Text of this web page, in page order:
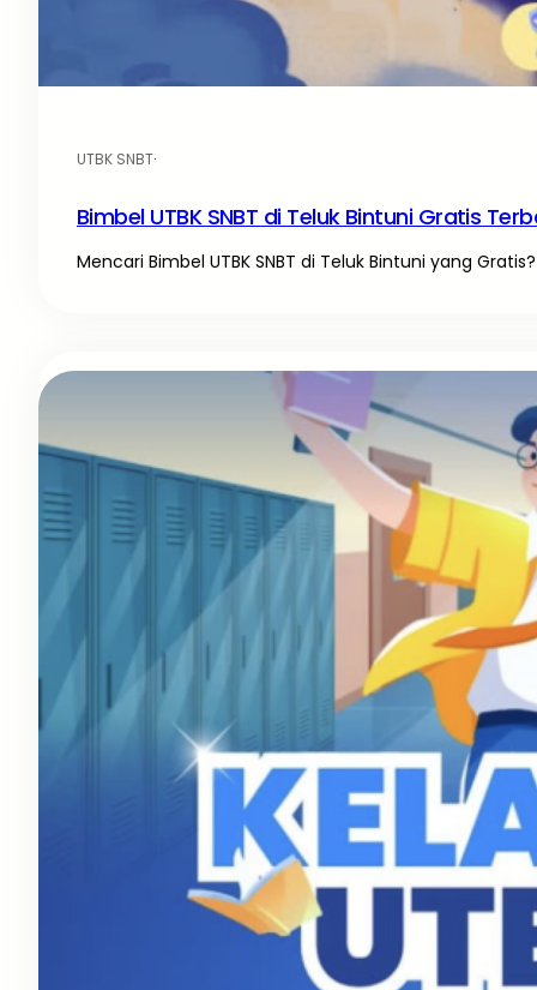
UTBK SNBT·
Bimbel UTBK SNBT di Teluk Bintuni Gratis
Mencari Bimbel UTBK SNBT di Teluk Bintuni yang